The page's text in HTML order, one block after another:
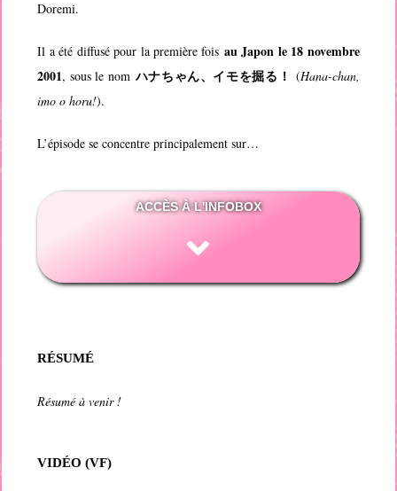
Doremi.
Il a été diffusé pour la première fois au Japon le 18 novembre
2001, sous le nomハナちゃん、イモを掘る！ (Hana-chan,
imo o horu!).
L’épisode se concentre principalement sur…
ACCÈS À L'INFOBOX
RÉSUMÉ
Résumé à venir !
VIDÉO (VF)